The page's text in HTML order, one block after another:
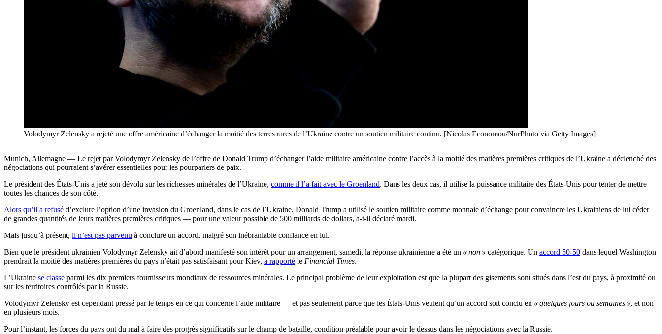
Volodymyr Zelensky a rejeté une offre américaine d’échanger la moitié des terres rares de l’Ukraine contre un soutien militaire continu. [Nicolas Economou/NurPhoto via Getty Images]
Munich, Allemagne — Le rejet par Volodymyr Zelensky de l’offre de Donald Trump d’échanger l’aide militaire américaine contre l’accès à la moitié des matières premières critiques de l’Ukraine a déclenché des
négociations qui pourraient s’avérer essentielles pour les pourparlers de paix.
Le président des États-Unis a jeté son dévolu sur les richesses minérales de l’Ukraine, comme il l’a fait avec le Groenland. Dans les deux cas, il utilise la puissance militaire des États-Unis pour tenter de mettre
toutes les chances de son côté.
Alors qu’il a refusé d’exclure l’option d’une invasion du Groenland, dans le cas de l’Ukraine, Donald Trump a utilisé le soutien militaire comme monnaie d’échange pour convaincre les Ukrainiens de lui céder
de grandes quantités de leurs matières premières critiques — pour une valeur possible de 500 milliards de dollars, a-t-il déclaré mardi.
Mais jusqu’à présent, il n’est pas parvenu à conclure un accord, malgré son inébranlable confiance en lui.
Bien que le président ukrainien Volodymyr Zelensky ait d’abord manifesté son intérêt pour un arrangement, samedi, la réponse ukrainienne a été un « non » catégorique. Un accord 50-50 dans lequel Washington
prendrait la moitié des matières premières du pays n’était pas satisfaisant pour Kiev, a rapporté le Financial Times.
L’Ukraine se classe parmi les dix premiers fournisseurs mondiaux de ressources minérales. Le principal problème de leur exploitation est que la plupart des gisements sont situés dans l’est du pays, à proximité ou
sur les territoires contrôlés par la Russie.
Volodymyr Zelensky est cependant pressé par le temps en ce qui concerne l’aide militaire — et pas seulement parce que les États-Unis veulent qu’un accord soit conclu en « quelques jours ou semaines », et non
en plusieurs mois.
Pour l’instant, les forces du pays ont du mal à faire des progrès significatifs sur le champ de bataille, condition préalable pour avoir le dessus dans les négociations avec la Russie.